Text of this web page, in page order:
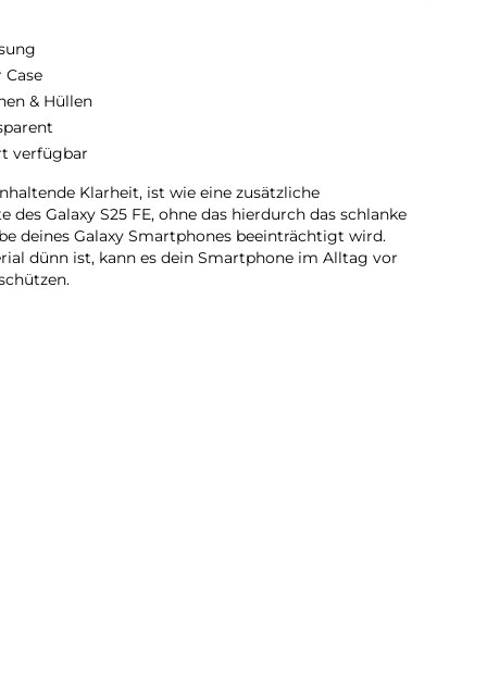
Case
& Hüllen
verfügbar
Klarheit, ist wie eine zusätzliche
des Galaxy S25 FE, ohne das hierdurch das schlanke
deines Galaxy Smartphones beeinträchtigt wird.
dünn ist, kann es dein Smartphone im Alltag vor